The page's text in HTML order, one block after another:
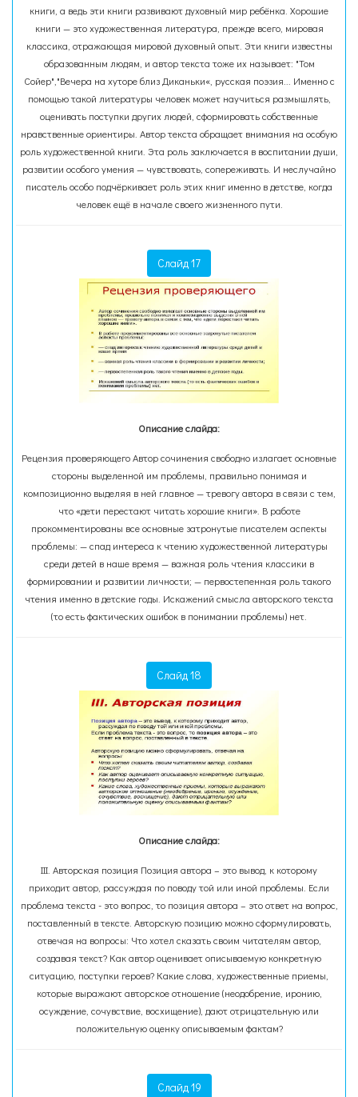
книги, а ведь эти книги развивают духовный мир ребёнка. Хорошие
книги — это художественная литература, прежде всего, мировая
классика, отражающая мировой духовный опыт. Эти книги известны
образованным людям, и автор текста тоже их называет: "Том
Сойер","Вечера на хуторе близ Диканьки«, русская поэзия... Именно с
помощью такой литературы человек может научиться размышлять,
оценивать поступки других людей, сформировать собственные
нравственные ориентиры. Автор текста обращает внимания на особую
роль художественной книги. Эта роль заключается в воспитании души,
развитии особого умения — чувствовать, сопереживать. И неслучайно
писатель особо подчёркивает роль этих книг именно в детстве, когда
человек ещё в начале своего жизненного пути.
Слайд 17
Описание слайда:
Рецензия проверяющего Автор сочинения свободно излагает основные
стороны выделенной им проблемы, правильно понимая и
композиционно выделяя в ней главное — тревогу автора в связи с тем,
что «дети перестают читать хорошие книги». В работе
прокомментированы все основные затронутые писателем аспекты
проблемы: — спад интереса к чтению художественной литературы
среди детей в наше время — важная роль чтения классики в
формировании и развитии личности; — первостепенная роль такого
чтения именно в детские годы. Искажений смысла авторского текста
(то есть фактических ошибок в понимании проблемы) нет.
Слайд 18
Описание слайда:
III. Авторская позиция Позиция автора – это вывод, к которому
приходит автор, рассуждая по поводу той или иной проблемы. Если
проблема текста - это вопрос, то позиция автора – это ответ на вопрос,
поставленный в тексте. Авторскую позицию можно сформулировать,
отвечая на вопросы: Что хотел сказать своим читателям автор,
создавая текст? Как автор оценивает описываемую конкретную
ситуацию, поступки героев? Какие слова, художественные приемы,
которые выражают авторское отношение (неодобрение, иронию,
осуждение, сочувствие, восхищение), дают отрицательную или
положительную оценку описываемым фактам?
Слайд 19